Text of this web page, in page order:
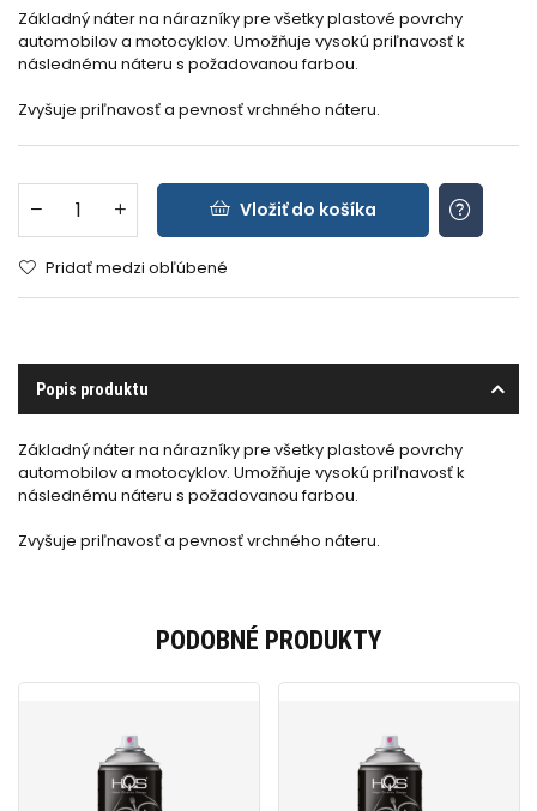
Základný náter na nárazníky pre všetky plastové povrchy
automobilov a motocyklov. Umožňuje vysokú priľnavosť k
následnému náteru s požadovanou farbou.
Zvyšuje priľnavosť a pevnosť vrchného náteru.
Vložiť do košíka
Pridať medzi obľúbené
Popis produktu
Základný náter na nárazníky pre všetky plastové povrchy
automobilov a motocyklov. Umožňuje vysokú priľnavosť k
následnému náteru s požadovanou farbou.
Zvyšuje priľnavosť a pevnosť vrchného náteru.
PODOBNÉ PRODUKTY